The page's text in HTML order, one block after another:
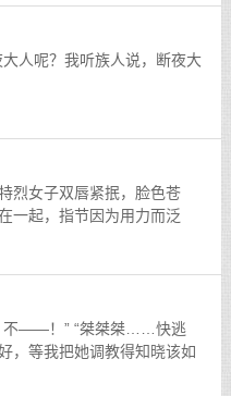
人呢？我听族人说，断夜大
烈女子双唇紧抿，脸色苍
一起，指节因为用力而泛
不——！” “桀桀桀……快逃
，等我把她调教得知晓该如
亲爱的卡比拉·派西亚……”